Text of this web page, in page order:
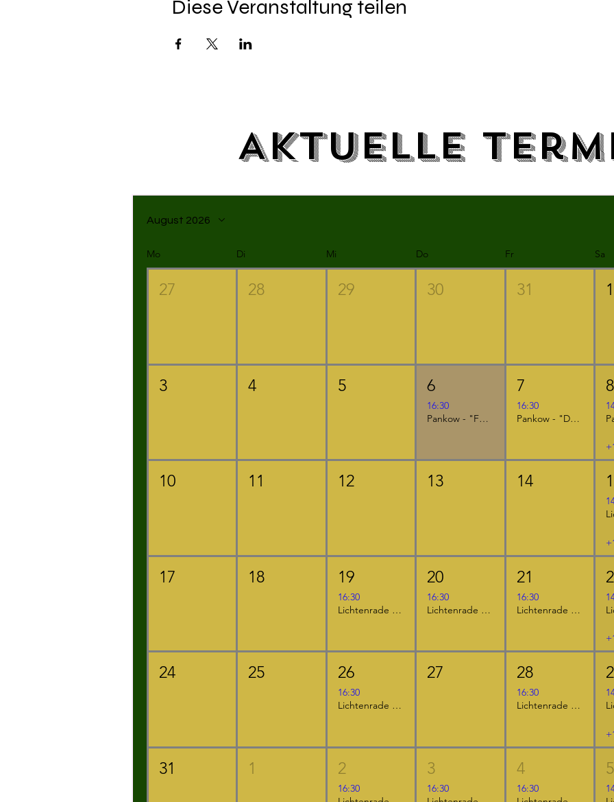
Diese Veranstaltung teilen
Aktuelle
August 2026
Mo Di Mi Do Fr Sa
27 28 29 30 31 1
3 4 5 6
16:30
Pankow - "Furzipups und Lulu Lavazunge"
7
16:30
Pankow - "Der kleine Ritter Kackebart"
8
10 11 12 13 14
17 18 19
16:30
Lichtenrade - "Das NEINhorn und die SchLANGEWEILE"
20
16:30
Lichtenrade - "Furzipups, der Knatterdrache"
21
16:30
Lichtenrade - "Furzipups und Lulu Lavazunge"
24 25 26
16:30
Lichtenrade - "Furzipups, der Knatterdrache"
27 28
16:30
Lichtenrade - "Der kleine Ritter Kackebart"
31 1 2
16:30
3
16:30
4
16:30
5